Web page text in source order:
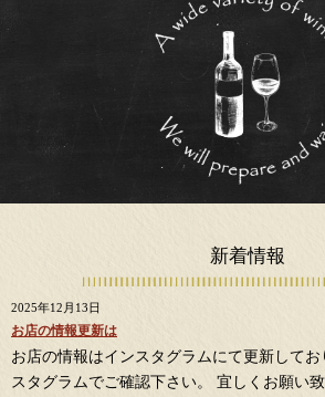
新着情報
2025年12月13日
お店の情報更新は
お店の情報はインスタグラムにて更新して
スタグラムでご確認下さい。 宜しくお願い